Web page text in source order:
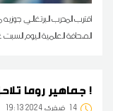
اقترب المدرب البرتغالي
الصحافة العالمية اليوم السبت
جماهير روما تلاحق المتسبب في إقالة مورينيو !
14 19:13 2024 فيفري